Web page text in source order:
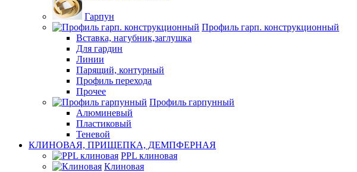
Гарпун
Профиль гарп. конструкционный
Вставка, нагубник,заглушка
Для гардин
Линии
Парящий, контурный
Профиль перехода
Прочее
Профиль гарпунный
Алюминевый
Пластиковый
Теневой
КЛИНОВАЯ, ПРИЩЕПКА, ДЕМПФЕРНАЯ
PPL клиновая
Клиновая